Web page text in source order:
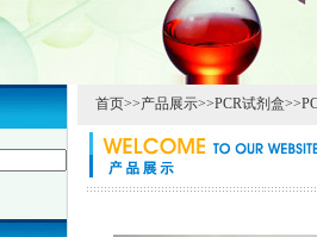
首页>>产品展示>>PCR试剂盒>>